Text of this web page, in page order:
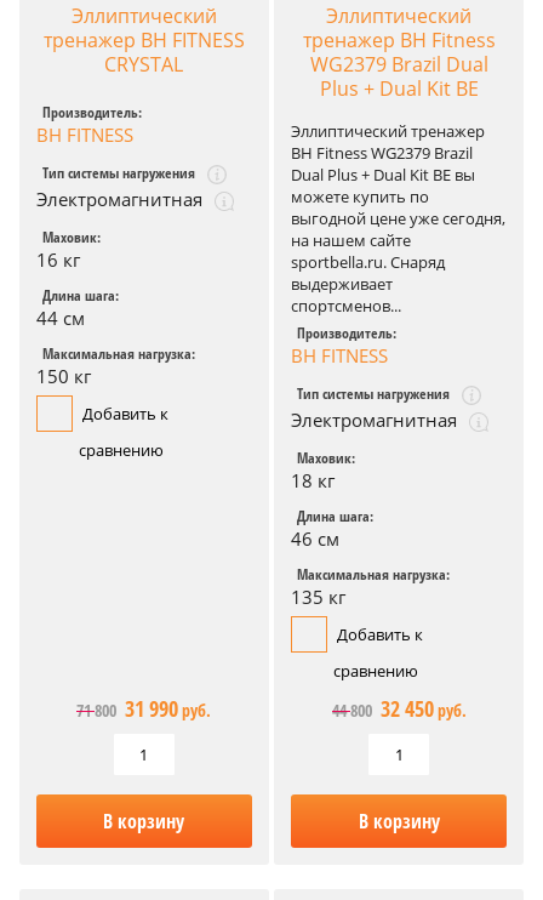
Эллиптический
тренажер BH FITNESS
CRYSTAL
Производитель:
BH FITNESS
Тип системы нагружения
Электромагнитная
Маховик:
16 кг
Длина шага:
44 см
Максимальная нагрузка:
150 кг
Добавить к
сравнению
71 800 31 990руб.
В корзину
Эллиптический
тренажер BH Fitness
WG2379 Brazil Dual
Plus + Dual Kit BE
Эллиптический тренажер
BH Fitness WG2379 Brazil
Dual Plus + Dual Kit BE вы
можете купить по
выгодной цене уже сегодня,
на нашем сайте
sportbella.ru. Снаряд
выдерживает
спортсменов...
Производитель:
BH FITNESS
Тип системы нагружения
Электромагнитная
Маховик:
18 кг
Длина шага:
46 см
Максимальная нагрузка:
135 кг
Добавить к
сравнению
44 800 32 450руб.
В корзину